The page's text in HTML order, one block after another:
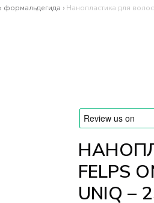
формальдегида › Нанопластика для
FELPS
UNIQ –